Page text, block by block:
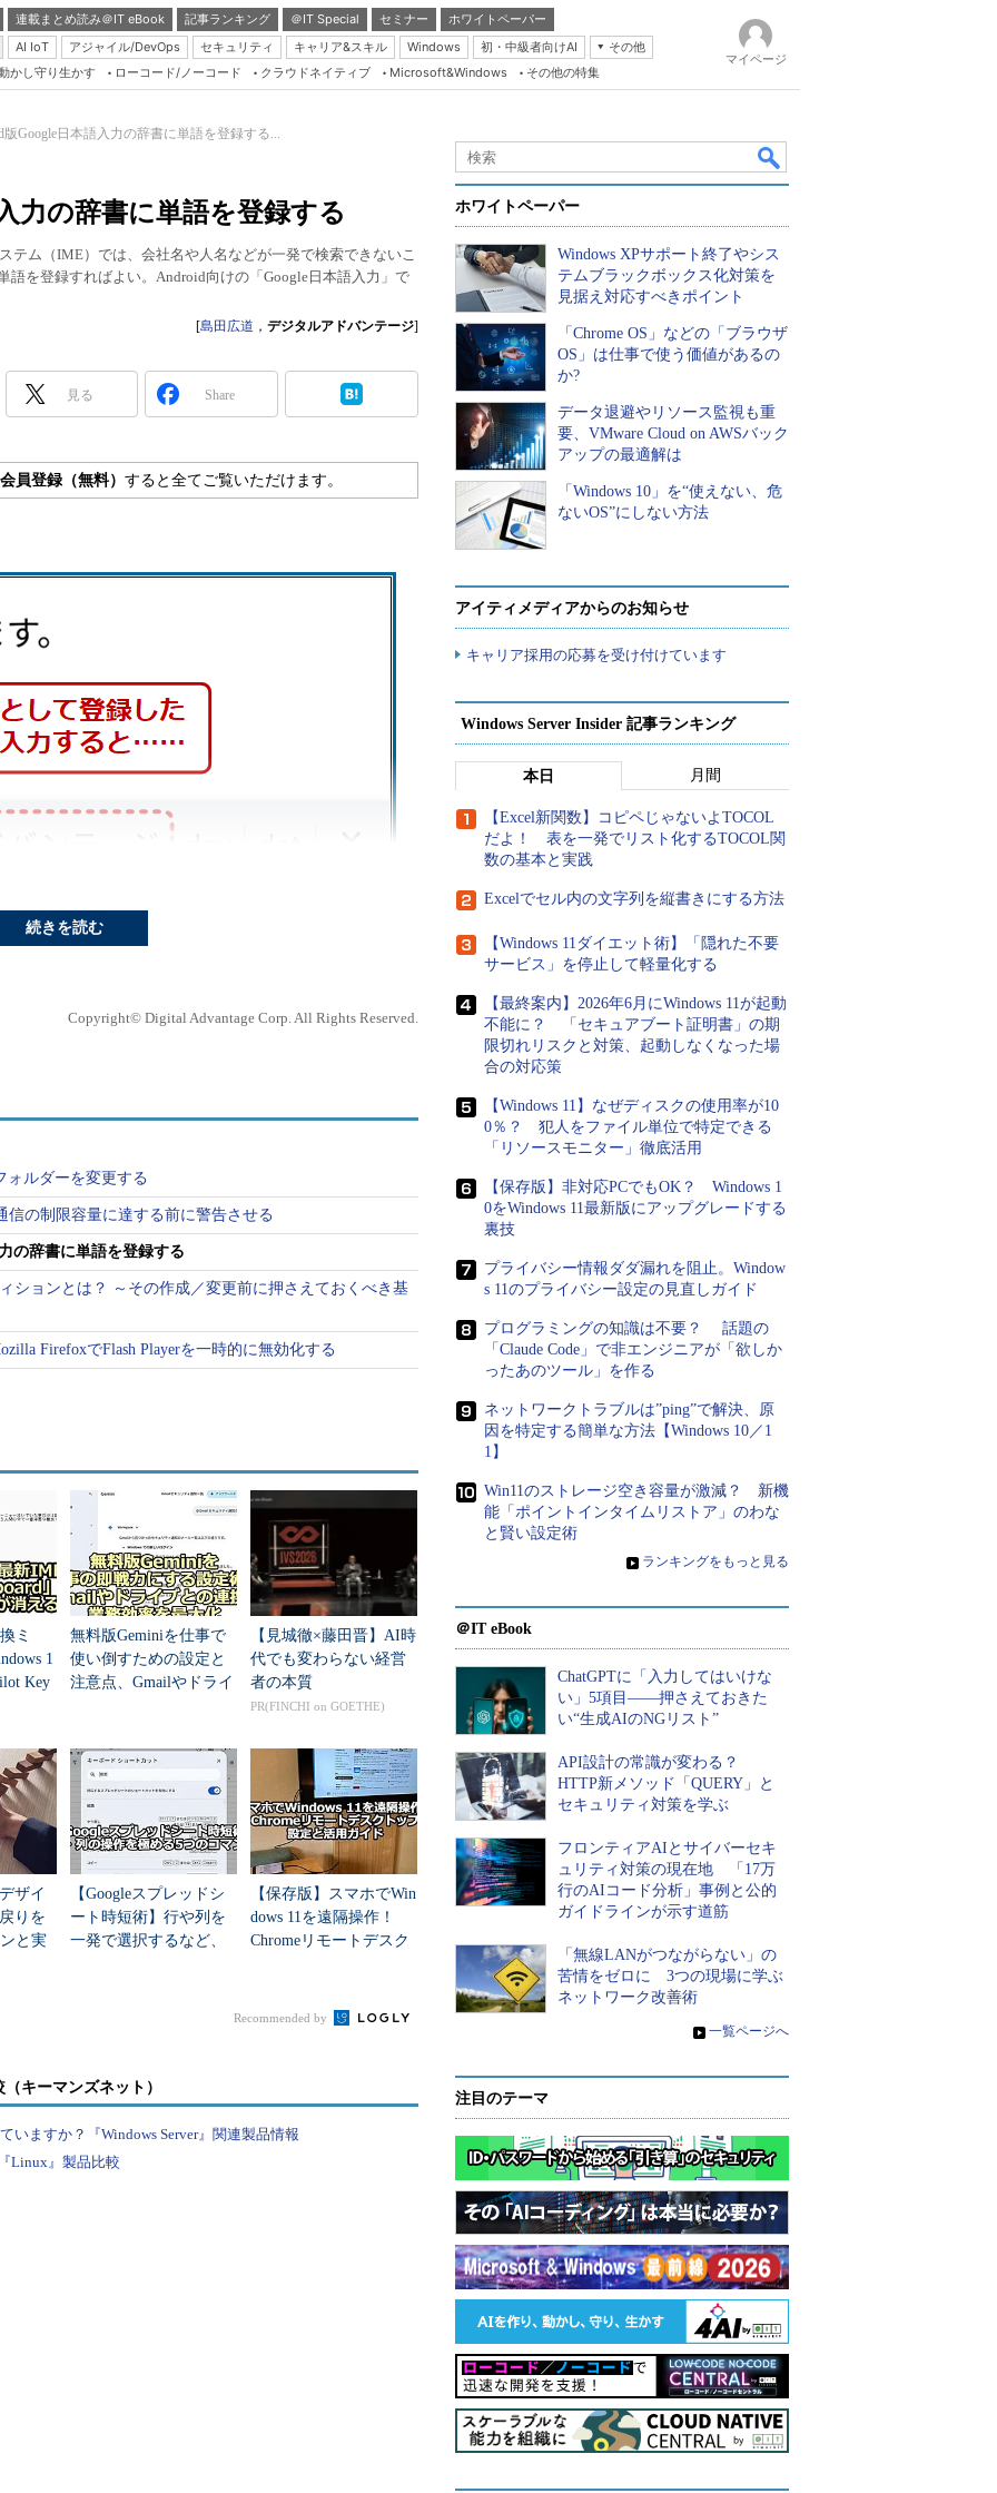
連載まとめ読み＠IT eBook 記事ランキング ＠IT Special セミナー
ホワイトペーパー
AI IoT
アジャイル/DevOps セキュリティ キャリア&スキル Windows 初・中級者向けAI
その他
Server & Storage
Database Expert
Master of IP Network
Security & Trust
かし守り生かす ローコード/ノーコード クラウドネイティブ Microsoft&Windows その他の特集
マイページ
版Google日本語入力の辞書に単語を登録する...
力の辞書に単語を登録する
テム（IME）では、会社名や人名などが一発で検索できないこ
語を登録すればよい。Android向けの「Google日本語入力」で
[島田広道 ， デジタルアドバンテージ]
見る Share
会員登録（無料） すると全てご覧いただけます。
かめる
日本語入力システム（IME）
」で変換するたび、
あるだろう。特にスマートフォン／タブレットの
力と相まって入力効率を落とす原因になりがち
単語を登録しておけば、簡単に変換できるように
なら大抵は単語登録が可能だ。
種類によって異なる。本稿では「Google日本語入
確実に正しい単語へ変換できるようにするため
登録する
するには、Google日本語入力の設定画面を呼び
び出すには
画面でソフトウェアキーボード（仮想キーボー
ーボード）を開く（キーボードはあらかじめ
続きを読む
Copyright© Digital Advantage Corp. All Rights Reserved.
ォルダーを変更する
信の制限容量に達する前に警告させる
の辞書に単語を登録する
ションとは？ ～その作成／変更前に押さえておくべき基
FirefoxでFlash Playerを一時的に無効化する
ミ
1
Key
無料版Geminiを仕事で
使い倒すための設定と
注意点、Gmailやドライ
【見城徹×藤田晋】AI時
代でも変わらない経営
者の本質
PR(FINCHI on GOETHE)
ザイ
りを
と実
【Googleスプレッドシ
ート時短術】行や列を
一発で選択するなど、
【保存版】スマホでWin
dows 11を遠隔操作！
Chromeリモートデスク
Recommended by
キーマンズネット）
いますか？『Windows Server』関連製品情報
Linux』製品比較
ホワイトペーパー
Windows XPサポート終了やシス
テムブラックボックス化対策を
見据え対応すべきポイント
「Chrome OS」などの「ブラウザ
OS」は仕事で使う価値があるの
か?
データ退避やリソース監視も重
要、VMware Cloud on AWSバック
アップの最適解は
「Windows 10」を“使えない、危
ないOS”にしない方法
アイティメディアからのお知らせ
キャリア採用の応募を受け付けています
Windows Server Insider 記事ランキング
本日 月間
【Excel新関数】コピペじゃないよTOCOL
だよ！ 表を一発でリスト化するTOCOL関
数の基本と実践
Excelでセル内の文字列を縦書きにする方法
【Windows 11ダイエット術】「隠れた不要
サービス」を停止して軽量化する
【最終案内】2026年6月にWindows 11が起動
不能に？ 「セキュアブート証明書」の期
限切れリスクと対策、起動しなくなった場
合の対応策
【Windows 11】なぜディスクの使用率が10
0％？ 犯人をファイル単位で特定できる
「リソースモニター」徹底活用
【保存版】非対応PCでもOK？ Windows 1
0をWindows 11最新版にアップグレードする
裏技
プライバシー情報ダダ漏れを阻止。Window
s 11のプライバシー設定の見直しガイド
プログラミングの知識は不要？ 話題の
「Claude Code」で非エンジニアが「欲しか
ったあのツール」を作る
ネットワークトラブルは”ping”で解決、原
因を特定する簡単な方法【Windows 10／1
1】
Win11のストレージ空き容量が激減？ 新機
能「ポイントインタイムリストア」のわな
と賢い設定術
» ランキングをもっと見る
＠IT eBook
ChatGPTに「入力してはいけな
い」5項目――押さえておきた
い“生成AIのNGリスト”
API設計の常識が変わる？
HTTP新メソッド「QUERY」と
セキュリティ対策を学ぶ
フロンティアAIとサイバーセキ
ュリティ対策の現在地 「17万
行のAIコード分析」事例と公的
ガイドラインが示す道筋
「無線LANがつながらない」の
苦情をゼロに 3つの現場に学ぶ
ネットワーク改善術
» 一覧ページへ
注目のテーマ